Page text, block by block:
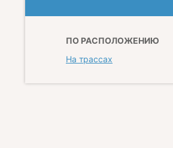
ПО РАСПОЛОЖЕНИЮ
На трассах